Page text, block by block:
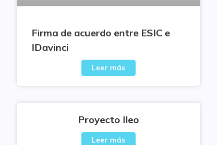
Firma de acuerdo entre ESIC e
IDavinci
Leer más
Proyecto Ileo
Leer más